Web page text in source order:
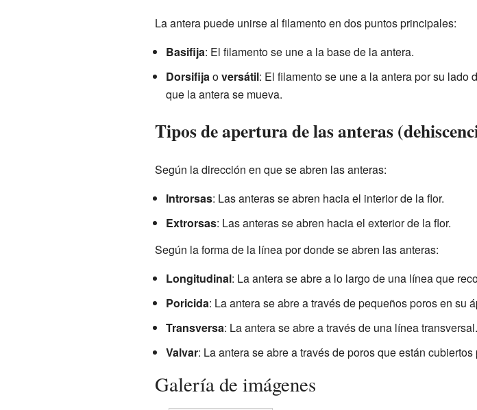
La antera puede unirse al filamento en dos puntos principales:
Basifija: El filamento se une a la base de la antera.
Dorsifijaoversátil: El filamento se une a la antera por su lado
que la antera se mueva.
Tipos de apertura de las anteras
Según la dirección en que se abren las anteras:
Introrsas: Las anteras se abren hacia el interior de la flor.
Extrorsas: Las anteras se abren hacia el exterior de la flor.
Según la forma de la línea por donde se abren las anteras:
Longitudinal: La antera se abre a lo largo de una línea que
Poricida: La antera se abre a través de pequeños poros en su
Transversa: La antera se abre a través de una línea transversal.
Valvar: La antera se abre a través de poros que están
Galería de imágenes